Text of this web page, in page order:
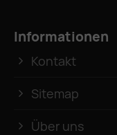
Informationen
Kontakt
Sitemap
Über uns